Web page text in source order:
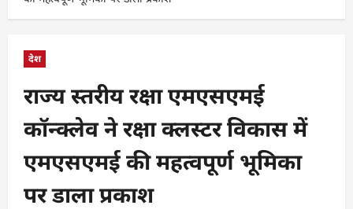
देश
राज्य स्तरीय रक्षा एमएसएमई
कॉन्क्लेव ने रक्षा क्लस्टर विकास में
एमएसएमई की महत्वपूर्ण भूमिका
पर डाला प्रकाश